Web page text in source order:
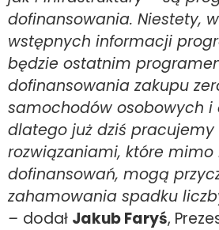
dofinansowania. Niestety,
wstępnych informacji
będzie ostatnim
dofinansowania zakupu
samochodów osobowych i
dlatego już dziś
rozwiązaniami, które mimo
dofinansowań, mogą
zahamowania spadku
– dodał Jakub Faryś,